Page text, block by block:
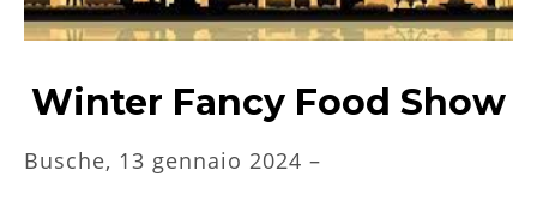
Winter Fancy Food Show
Busche, 13 gennaio 2024 –